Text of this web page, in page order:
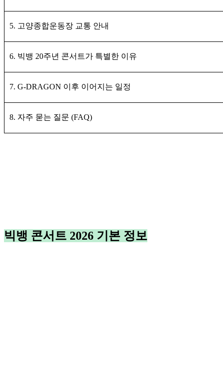
5. 고양종합운동장 교통 안내
6. 빅뱅 20주년 콘서트가 특별한 이유
7. G-DRAGON 이후 이어지는 일정
8. 자주 묻는 질문 (FAQ)
빅뱅 콘서트 2026 기본 정보